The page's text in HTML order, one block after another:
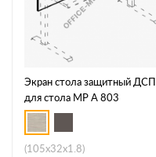
Экран стола защитный ДСП
для стола МР А 803
(105x32x1.8)